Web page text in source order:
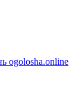
ogolosha.online